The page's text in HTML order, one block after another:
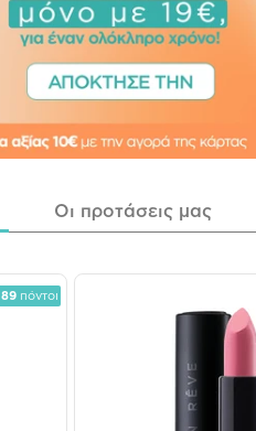
Οι προτάσεις μας
89 πόντοι